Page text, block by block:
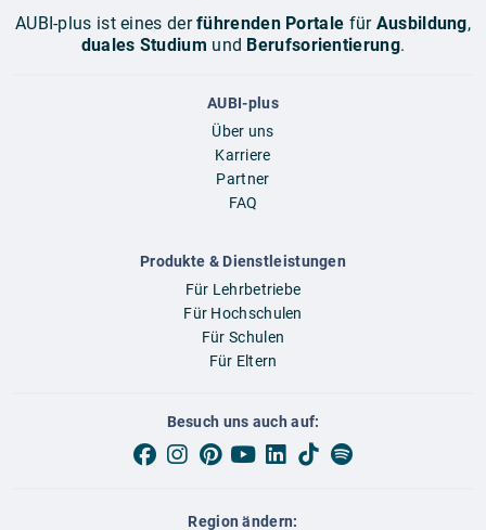
AUBI-plus ist eines derführenden Portale für Ausbildung,
duales Studium und Berufsorientierung.
AUBI-plus
Über uns
Karriere
Partner
FAQ
Produkte & Dienstleistungen
Für Lehrbetriebe
Für Hochschulen
Für Schulen
Für Eltern
Besuch uns auch auf:
Region ändern: